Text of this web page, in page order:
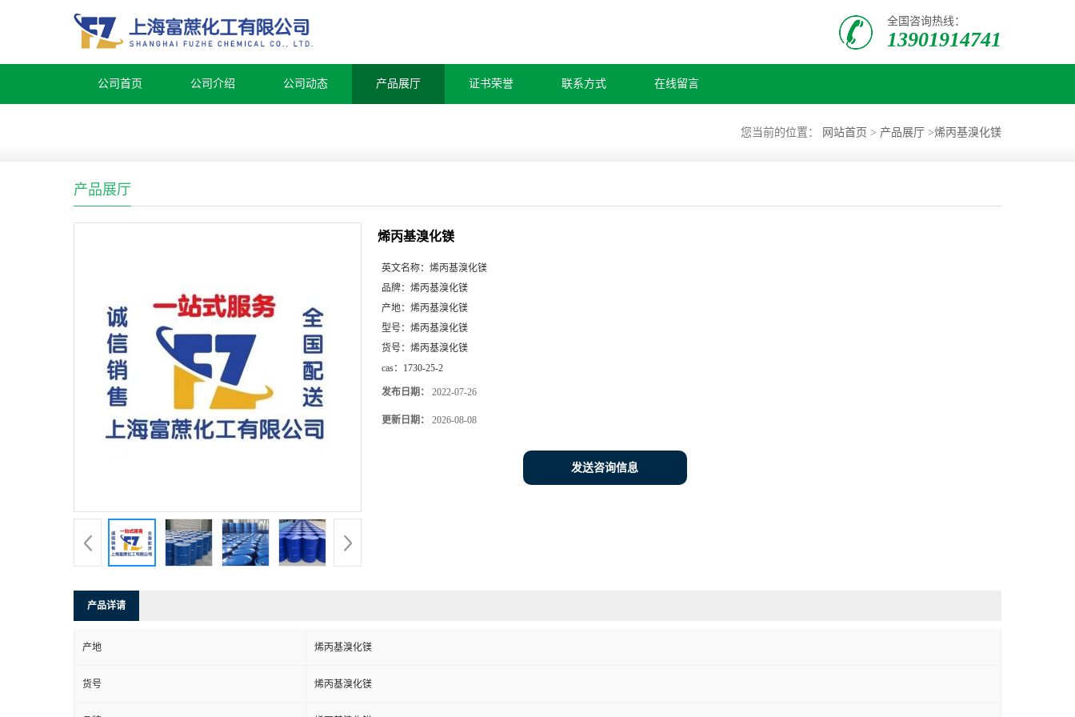
全国咨询热线：
13901914741
公司首页 公司介绍 公司动态 产品展厅 证书荣誉 联系方式 在线留言
您当前的位置： 网站首页 > 产品展厅 >烯丙基溴化镁
产品展厅
烯丙基溴化镁
英文名称： 烯丙基溴化镁
品牌： 烯丙基溴化镁
产地： 烯丙基溴化镁
型号： 烯丙基溴化镁
货号： 烯丙基溴化镁
cas： 1730-25-2
发布日期： 2022-07-26
更新日期： 2026-08-08
发送咨询信息
产品详请
产地 烯丙基溴化镁
货号 烯丙基溴化镁